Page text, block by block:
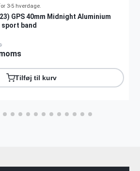
3-5 hverdage.
GPS 40mm Midnight Aluminium
band
Tilføj til kurv